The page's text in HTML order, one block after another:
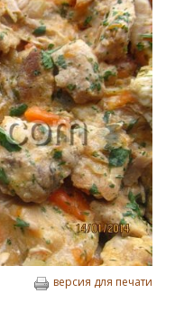
версия для печати